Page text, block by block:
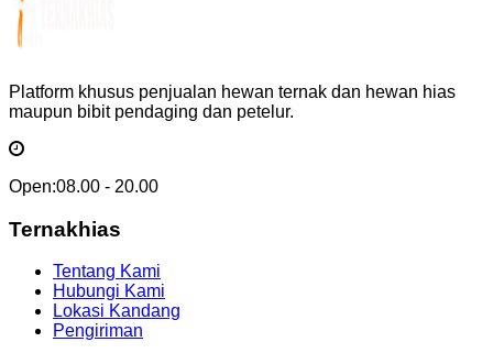
Platform khusus penjualan hewan ternak dan hewan hias
maupun bibit pendaging dan petelur.
Open:08.00 - 20.00
Ternakhias
Tentang Kami
Hubungi Kami
Lokasi Kandang
Pengiriman